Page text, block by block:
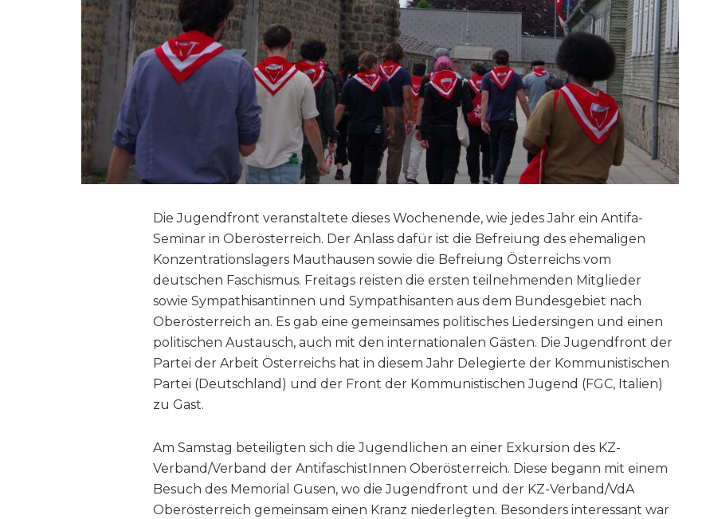
Die Jugendfront veranstaltete dieses Wochenende, wie jedes Jahr ein Antifa-
Seminar in Oberösterreich. Der Anlass dafür ist die Befreiung des ehemaligen
Konzentrationslagers Mauthausen sowie die Befreiung Österreichs vom
deutschen Faschismus. Freitags reisten die ersten teilnehmenden Mitglieder
sowie Sympathisantinnen und Sympathisanten aus dem Bundesgebiet nach
Oberösterreich an. Es gab eine gemeinsames politisches Liedersingen und einen
politischen Austausch, auch mit den internationalen Gästen. Die Jugendfront der
Partei der Arbeit Österreichs hat in diesem Jahr Delegierte der Kommunistischen
Partei (Deutschland) und der Front der Kommunistischen Jugend (FGC, Italien)
zu Gast.
Am Samstag beteiligten sich die Jugendlichen an einer Exkursion des KZ-
Verband/Verband der AntifaschistInnen Oberösterreich. Diese begann mit einem
Besuch des Memorial Gusen, wo die Jugendfront und der KZ-Verband/VdA
Oberösterreich gemeinsam einen Kranz niederlegten. Besonders interessant war